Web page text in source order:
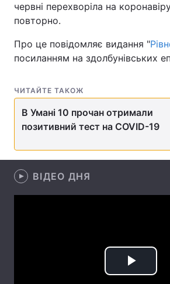
Головна Війна
Економіка Світ
Техно і зв'язок Лайт
Здоров'я Туризм
Цікавинки
Статті
червні перехворіла на
повторно.
Про це повідомляє видання "
посиланням на здолбунівських
ЧИТАЙТЕ ТАКОЖ
В Умані 10 прочан отримали
позитивний тест на COVID-19
ВІДЕО ДНЯ
Play